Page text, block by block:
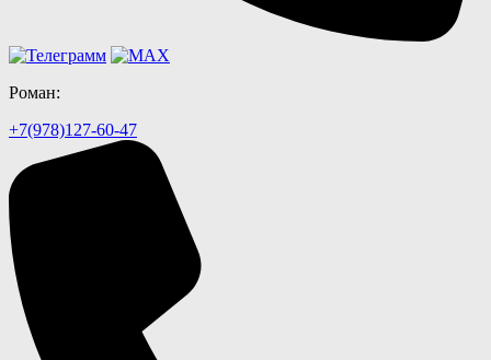
Роман:
+7(978)127-60-47